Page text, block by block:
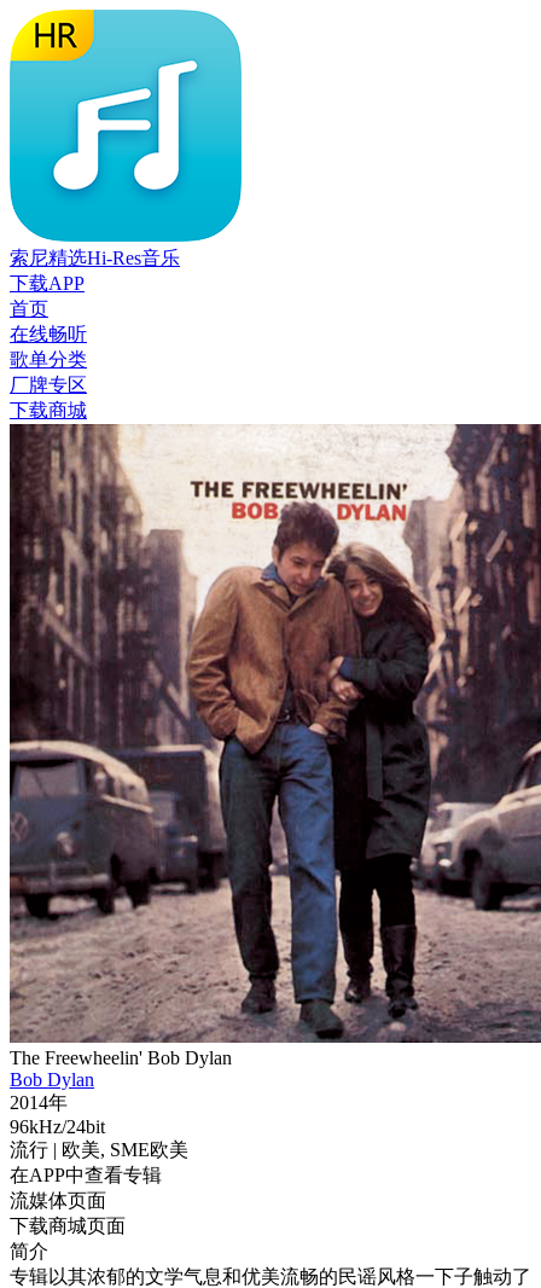
索尼精选Hi-Res音乐
下载APP
首页
在线畅听
歌单分类
厂牌专区
下载商城
The Freewheelin' Bob Dylan
Bob Dylan
2014年
96kHz/24bit
流行 | 欧美, SME欧美
在APP中查看专辑
流媒体页面
下载商城页面
简介
专辑以其浓郁的文学气息和优美流畅的民谣风格一下子触动了